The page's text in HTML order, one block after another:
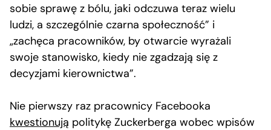
sobie sprawę z bólu, jaki odczuwa teraz wielu
ludzi, a szczególnie czarna społeczność” i
„zachęca pracowników, by otwarcie wyrażali
swoje stanowisko, kiedy nie zgadzają się z
decyzjami kierownictwa”.
Nie pierwszy raz pracownicy Facebooka
kwestionują politykę Zuckerberga wobec wpisów